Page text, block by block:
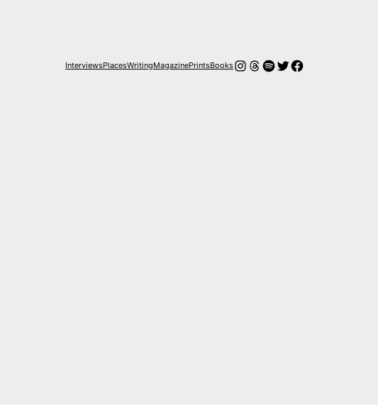
InterviewsPlacesWritingMagazinePrintsBooksInstagram
Threads
Spotify
Twitter
Facebook